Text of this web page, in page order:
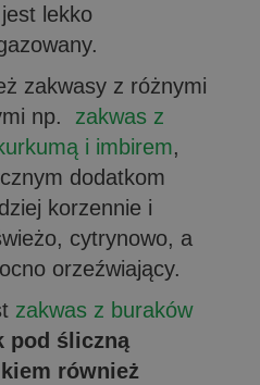
lekko
zakwasy z różnymi
np. zakwas z
i imbirem,
dodatkom
korzennie i
cytrynowo, a
orzeźwiający.
zakwas z buraków
pod śliczną
również